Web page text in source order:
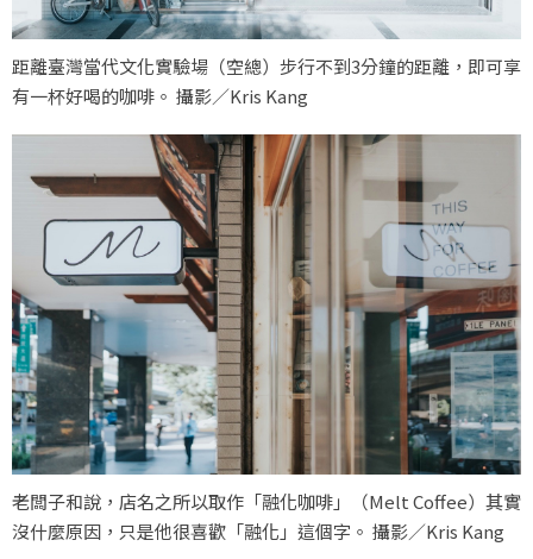
距離臺灣當代文化實驗場（空總）步行不到3分鐘的距離，即可享
有一杯好喝的咖啡。 攝影／Kris Kang
老闆子和說，店名之所以取作「融化咖啡」（Melt Coffee）其實
沒什麼原因，只是他很喜歡「融化」這個字。 攝影／Kris Kang